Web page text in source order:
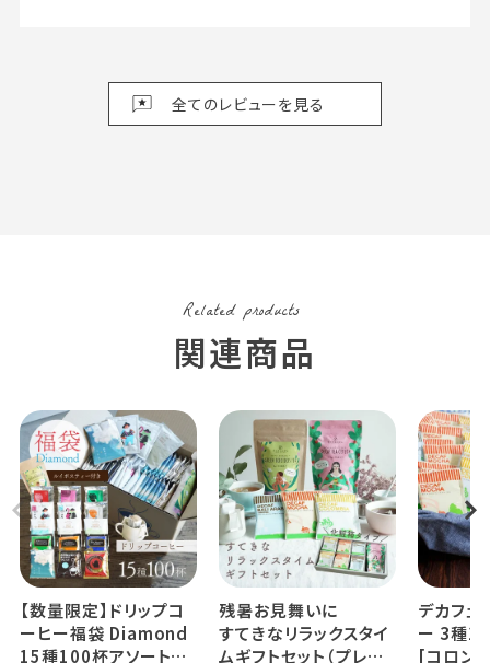
【数量限定】ドリップコ
ーヒー福袋 Diamond
15種100杯アソートセ
残暑お見舞いに
すてきなリラックスタイ
ムギフトセット（プレゼ
デカフェ
ー 3種
[コロン